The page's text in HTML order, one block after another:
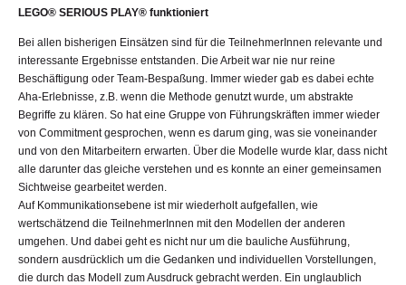
LEGO® SERIOUS PLAY® funktioniert
Bei allen bisherigen Einsätzen sind für die TeilnehmerInnen relevante und
interessante Ergebnisse entstanden. Die Arbeit war nie nur reine
Beschäftigung oder Team-Bespaßung. Immer wieder gab es dabei echte
Aha-Erlebnisse, z.B. wenn die Methode genutzt wurde, um abstrakte
Begriffe zu klären. So hat eine Gruppe von Führungskräften immer wieder
von Commitment gesprochen, wenn es darum ging, was sie voneinander
und von den Mitarbeitern erwarten. Über die Modelle wurde klar, dass nicht
alle darunter das gleiche verstehen und es konnte an einer gemeinsamen
Sichtweise gearbeitet werden.
Auf Kommunikationsebene ist mir wiederholt aufgefallen, wie
wertschätzend die TeilnehmerInnen mit den Modellen der anderen
umgehen. Und dabei geht es nicht nur um die bauliche Ausführung,
sondern ausdrücklich um die Gedanken und individuellen Vorstellungen,
die durch das Modell zum Ausdruck gebracht werden. Ein unglaublich